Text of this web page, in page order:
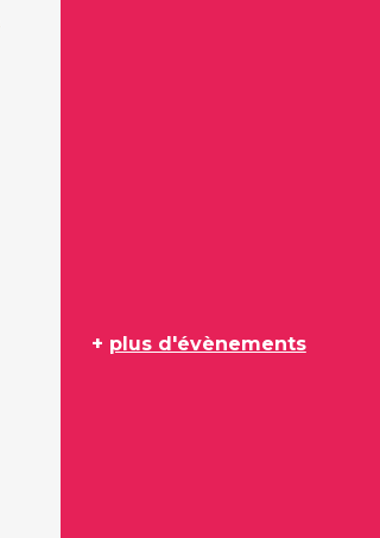
+ plus d'évènements